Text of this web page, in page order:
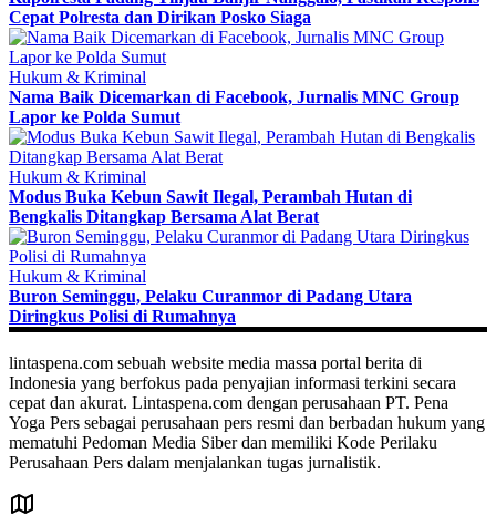
Cepat Polresta dan Dirikan Posko Siaga
Hukum & Kriminal
Nama Baik Dicemarkan di Facebook, Jurnalis MNC Group
Lapor ke Polda Sumut
Hukum & Kriminal
Modus Buka Kebun Sawit Ilegal, Perambah Hutan di
Bengkalis Ditangkap Bersama Alat Berat
Hukum & Kriminal
Buron Seminggu, Pelaku Curanmor di Padang Utara
Diringkus Polisi di Rumahnya
lintaspena.com sebuah website media massa portal berita di
Indonesia yang berfokus pada penyajian informasi terkini secara
cepat dan akurat. Lintaspena.com dengan perusahaan PT. Pena
Yoga Pers sebagai perusahaan pers resmi dan berbadan hukum yang
mematuhi Pedoman Media Siber dan memiliki Kode Perilaku
Perusahaan Pers dalam menjalankan tugas jurnalistik.